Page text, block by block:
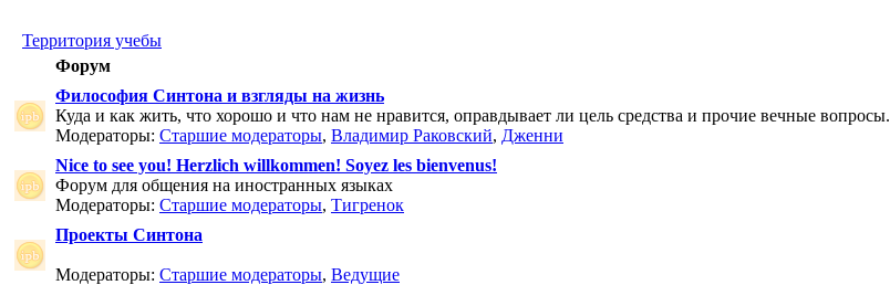
Территория учебы
Форум
Философия Синтона и взгляды на жизнь
Куда и как жить, что хорошо и что нам не нравится, оправдывает ли цель средства и прочие вечные вопросы.
Модераторы: Старшие модераторы, Владимир Раковский, Дженни
Nice to see you! Herzlich willkommen! Soyez les bienvenus!
Форум для общения на иностранных языках
Модераторы: Старшие модераторы, Тигренок
Проекты Синтона
Модераторы: Старшие модераторы, Ведущие